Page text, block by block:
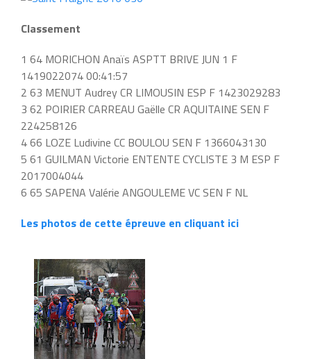
Classement
1 64 MORICHON Anaïs ASPTT BRIVE JUN 1 F
1419022074 00:41:57
2 63 MENUT Audrey CR LIMOUSIN ESP F 1423029283
3 62 POIRIER CARREAU Gaëlle CR AQUITAINE SEN F
224258126
4 66 LOZE Ludivine CC BOULOU SEN F 1366043130
5 61 GUILMAN Victorie ENTENTE CYCLISTE 3 M ESP F
2017004044
6 65 SAPENA Valérie ANGOULEME VC SEN F NL
Les photos de cette épreuve en cliquant ici